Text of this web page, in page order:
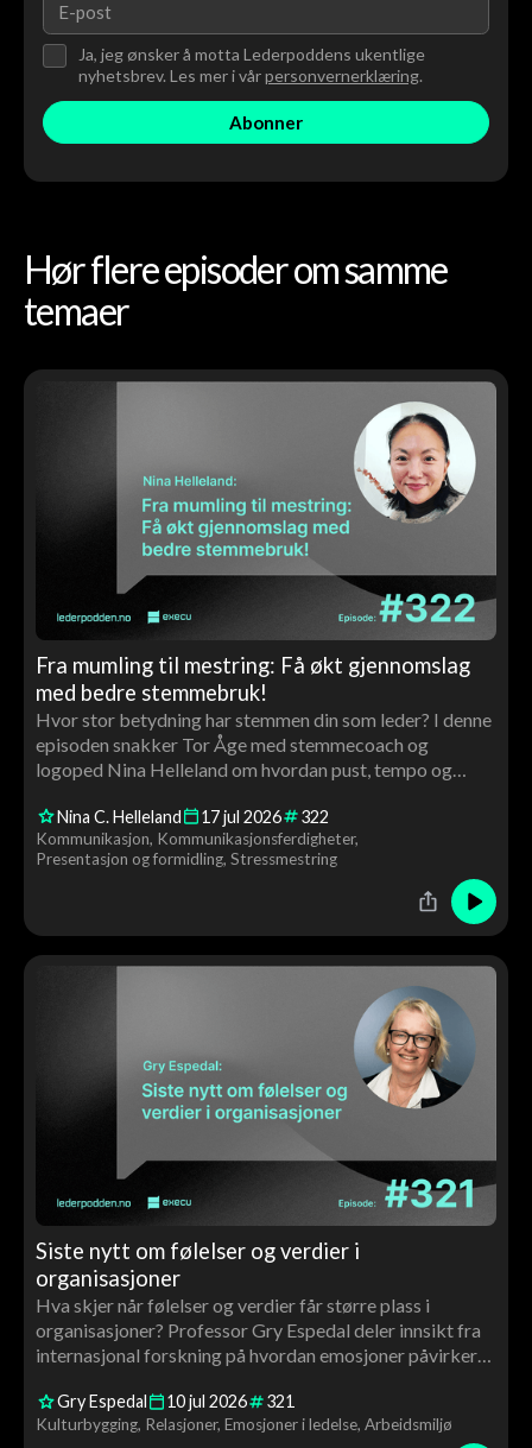
Ja, jeg ønsker å motta Lederpoddens ukentlige
nyhetsbrev. Les mer i vårpersonvernerklæring.
Hør flere episoder om samme
temaer
Fra mumling til mestring: Få økt gjennomslag
med bedre stemmebruk!
Hvor stor betydning har stemmen din som leder? I denne
episoden snakker Tor Åge med stemmecoach og
logoped Nina Helleland om hvordan pust, tempo og
får konkrete råd og en live stemmecoaching av Tor Åge
underveis.
Nina C. Helleland 17jul 2026 322
Kommunikasjon Kommunikasjonsferdigheter
Presentasjon og formidling Stressmestring
Siste nytt om følelser og verdier i
organisasjoner
Hva skjer når følelser og verdier får større plass i
organisasjoner? Professor Gry Espedal deler innsikt fra
internasjonal forskning på hvordan emosjoner påvirker
hvorfor verdiarbeid handler om langt mer enn ord på
veggen.
Gry Espedal 10jul 2026 321
Kulturbygging Relasjoner Emosjoner i ledelse Arbeidsmiljø